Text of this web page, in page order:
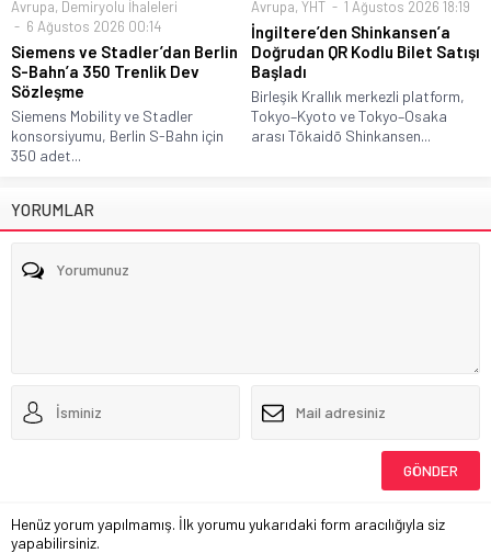
Avrupa, Demiryolu İhaleleri
6 Ağustos 2026 00:14
Siemens ve Stadler’dan Berlin
S-Bahn’a 350 Trenlik Dev
Sözleşme
Siemens Mobility ve Stadler
konsorsiyumu, Berlin S-Bahn için
350 adet...
Avrupa, YHT 1 Ağustos 2026 18:19
İngiltere’den Shinkansen’a
Doğrudan QR Kodlu Bilet Satışı
Başladı
Birleşik Krallık merkezli platform,
Tokyo–Kyoto ve Tokyo–Osaka
arası Tōkaidō Shinkansen...
YORUMLAR
Henüz yorum yapılmamış. İlk yorumu yukarıdaki form aracılığıyla siz
yapabilirsiniz.